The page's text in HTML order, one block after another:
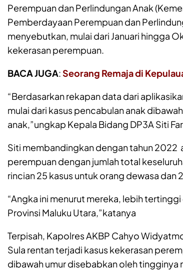
Perempuan dan Perlindungan Anak
Pemberdayaan Perempuan dan
menyebutkan, mulai dari Januari hingga
kekerasan perempuan.
BACA JUGA:Seorang Remaja di
“Berdasarkan rekapan data dari
mulai dari kasus pencabulan anak
anak,”ungkap Kepala Bidang DP3A Siti
Siti membandingkan dengan tahun 2022
perempuan dengan jumlah total
rincian 25 kasus untuk orang dewasa dan
“Angka ini menurut mereka, lebih
Provinsi Maluku Utara,”katanya
Terpisah, Kapolres AKBP Cahyo
Sula rentan terjadi kasus kekerasan
dibawah umur disebabkan oleh tingginya